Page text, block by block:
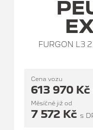
FURGON L3
Cena vozu
613 970 Kč
Měsíčně již od
7 572 Kč s